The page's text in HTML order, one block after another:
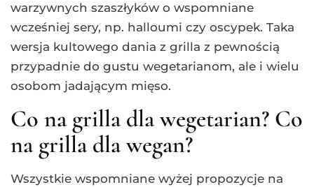
warzywnych szaszłyków o wspomniane
wcześniej sery, np. halloumi czy oscypek. Taka
wersja kultowego dania z grilla z pewnością
przypadnie do gustu wegetarianom, ale i wielu
osobom jadającym mięso.
Co na grilla dla wegetarian? Co
na grilla dla wegan?
Wszystkie wspomniane wyżej propozycje na